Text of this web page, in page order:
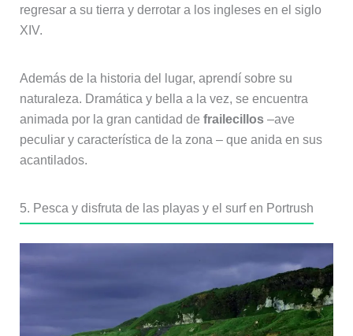
regresar a su tierra y derrotar a los ingleses en el siglo
XIV.
Además de la historia del lugar, aprendí sobre su
naturaleza. Dramática y bella a la vez, se encuentra
animada por la gran cantidad de frailecillos–ave
peculiar y característica de la zona – que anida en sus
acantilados.
5. Pesca y disfruta de las playas y el surf en Portrush